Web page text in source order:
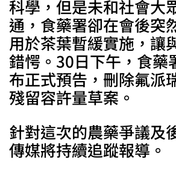
通，食藥署卻在會後
用於茶葉暫緩實施，
錯愕。30日下午，食
布正式預告，刪除氟
殘留容許量草案。
針對這次的農藥爭議
傳媒將持續追蹤報導。